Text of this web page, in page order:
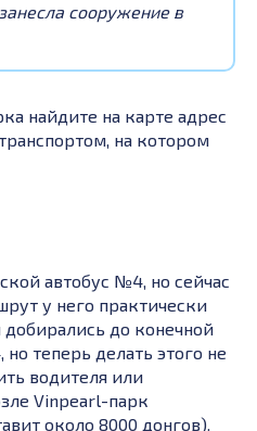
сооружение в
найдите на карте адрес
на котором
автобус №4, но сейчас
у него практически
до конечной
теперь делать этого не
водителя или
Vinpearl-парк
около 8000 донгов).